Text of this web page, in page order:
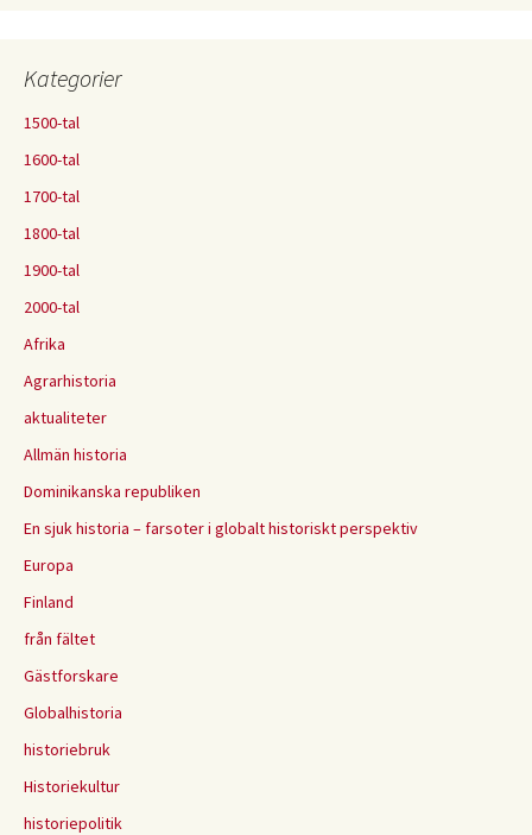
Kategorier
1500-tal
1600-tal
1700-tal
1800-tal
1900-tal
2000-tal
Afrika
Agrarhistoria
aktualiteter
Allmän historia
Dominikanska republiken
En sjuk historia – farsoter i globalt historiskt perspektiv
Europa
Finland
från fältet
Gästforskare
Globalhistoria
historiebruk
Historiekultur
historiepolitik